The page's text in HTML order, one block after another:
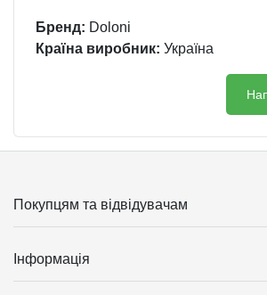
Бренд: Doloni
Країна виробник: Україна
Покупцям та відвідувачам
Інформація